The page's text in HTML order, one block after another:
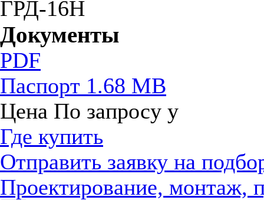
Документы
PDF
Паспорт 1.68 MB
Цена По запросу у
Где купить
Отправить заявку на
Проектирование, монтаж,